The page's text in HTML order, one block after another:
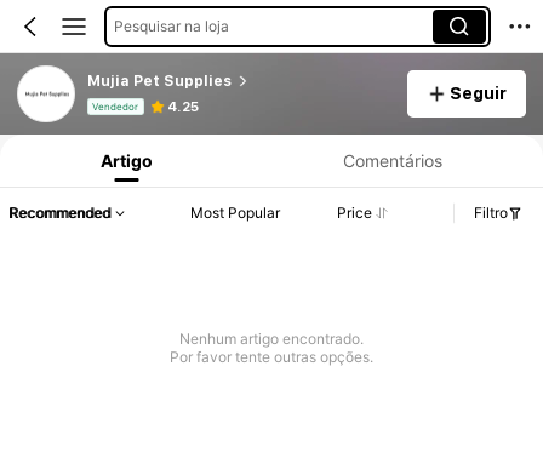
Pesquisar na loja
Mujia Pet Supplies
Vendedor 4.25
Seguir
Informações do Produto: Divulgação de Preço, Vendas e Detalhes de Stock.
Artigo Comentários
Recommended Most Popular Price Filtro
Nenhum artigo encontrado.
Por favor tente outras opções.